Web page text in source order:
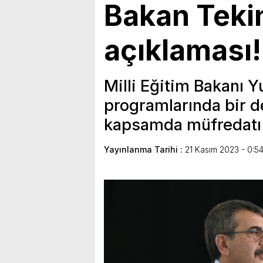
Bakan
Milli Eğitim Bakanı
programlarında bir
kapsamda
Yayınlanma Tarihi : 21 Kasım 2023 - 0:54